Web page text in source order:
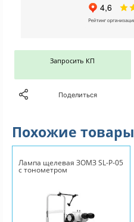
Запросить КП
Поделиться
Похожие товары
Лампа щелевая ЗОМЗ SL-P-05
с тонометром